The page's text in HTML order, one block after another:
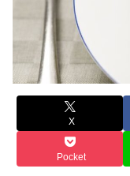
X
Pocket